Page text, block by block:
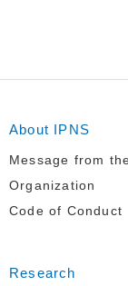
About IPNS
Message from
Organization
Code of Conduct
Research